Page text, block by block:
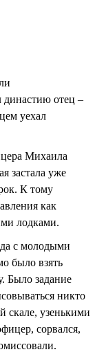
отец –
уехал
Михаила
застала уже
К тому
как
лодками.
с молодыми
было взять
Было задание
никто
скале, узенькими
сорвался,